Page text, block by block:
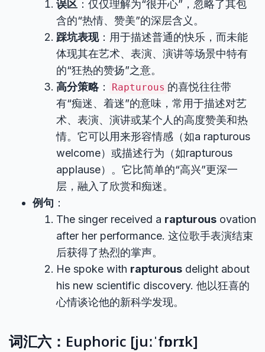
误区 ：仅仅理解为“很开心”，忽略了其包
含的“热情、赞美”的深层含义。
踩坑表现：用于描述普通的快乐，而未能
体现其在艺术、表演、演讲等场景中特有
的“狂热的赞扬”之意。
高分策略 ： Rapturous 的喜悦往往带
有“痴迷、着迷”的意味，常用于描述对艺
术、表演、演讲或某个人的高度赞美和热
情。它可以用来形容情感（如a rapturous
welcome）或描述行为（如rapturous
applause）。它比简单的“高兴”更深一
层，融入了欣赏和痴迷。
例句 ：
The singer received a rapturous ovation
after her performance. 这位歌手表演结束
后获得了热烈的掌声。
He spoke with rapturous delight about
his new scientific discovery. 他以狂喜的
心情谈论他的新科学发现。
词汇六：Euphoric [juːˈfɒrɪk]